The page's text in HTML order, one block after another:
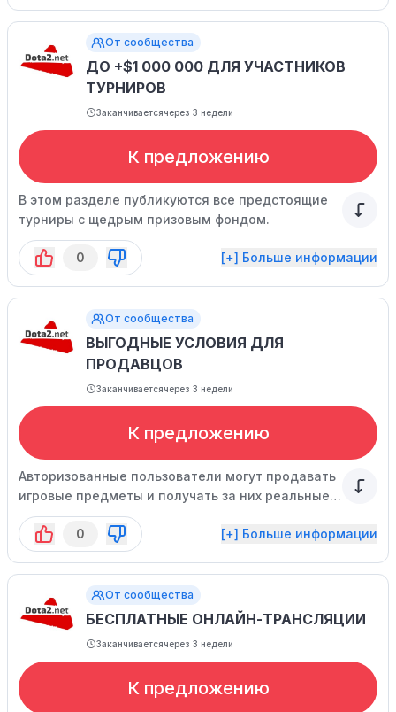
От сообщества
ДО +$1 000 000 ДЛЯ УЧАСТНИКОВ
ТУРНИРОВ
Заканчиваетсячерез 3 недели
К предложению
В этом разделе публикуются все предстоящие
турниры с щедрым призовым фондом.
0 [+] Больше информации
От сообщества
ВЫГОДНЫЕ УСЛОВИЯ ДЛЯ
ПРОДАВЦОВ
Заканчиваетсячерез 3 недели
К предложению
Авторизованные пользователи могут продавать
игровые предметы и получать за них реальные
деньги!
0
[+] Больше информации
От сообщества
БЕСПЛАТНЫЕ ОНЛАЙН-ТРАНСЛЯЦИИ
Заканчиваетсячерез 3 недели
К предложению